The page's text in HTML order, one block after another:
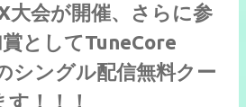
大会が開催、さらに参
としてTuneCore
シングル配信無料クー
！！！